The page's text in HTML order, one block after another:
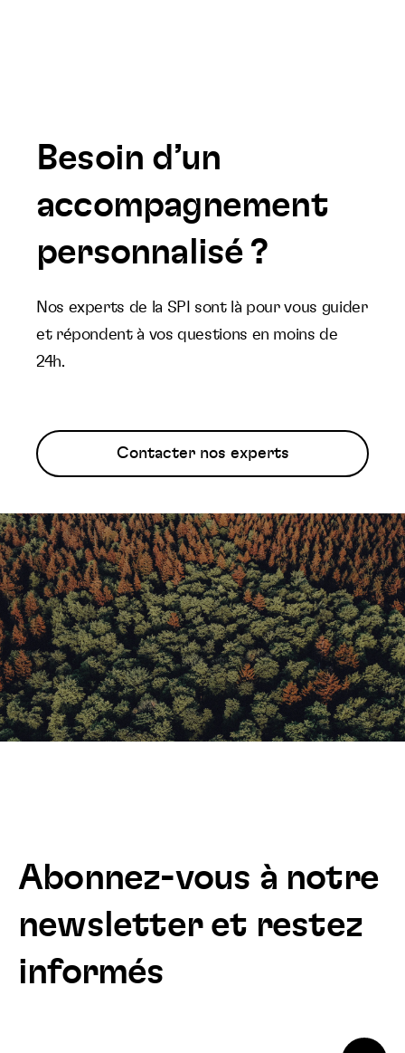
Besoin d’un
accompagnement
personnalisé ?
Nos experts de la SPI sont là pour vous guider
et répondent à vos questions en moins de
24h.
Contacter nos experts
Abonnez-vous à notre
newsletter et restez
informés